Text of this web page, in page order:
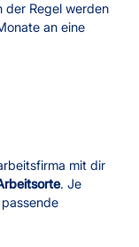
der Regel werden
an eine
mit dir
. Je